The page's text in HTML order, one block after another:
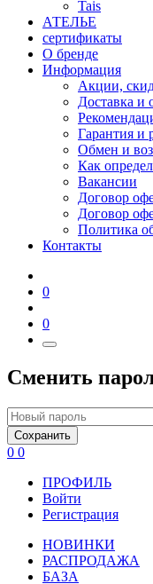
Tais
АТЕЛЬЕ
сертификаты
О бренде
Информация
Акции,
Доставка и
Гарантия и
Обмен и
Как
Вакансии
Договор
Договор
Политика
Контакты
0
0
Сменить
Сохранить
0 0
ПРОФИЛЬ
Войти
Регистрация
НОВИНКИ
РАСПРОДАЖА
БАЗА